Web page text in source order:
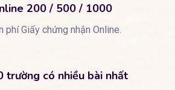
200 / 500 / 1000
phí Giấy chứng nhận Online.
trường có nhiều bài nhất